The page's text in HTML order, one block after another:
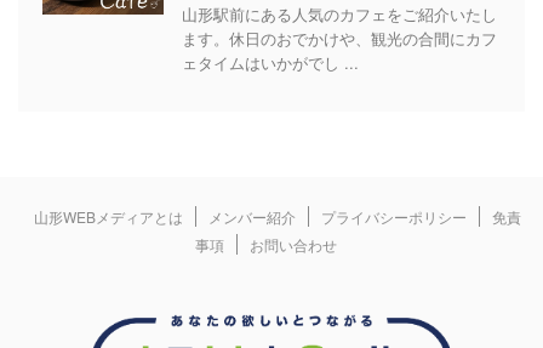
山形駅前にある人気のカフェをご紹介いたし
ます。休日のおでかけや、観光の合間にカフ
ェタイムはいかがでし ...
山形WEBメディアとは メンバー紹介 プライバシーポリシー
免責
事項
お問い合わせ